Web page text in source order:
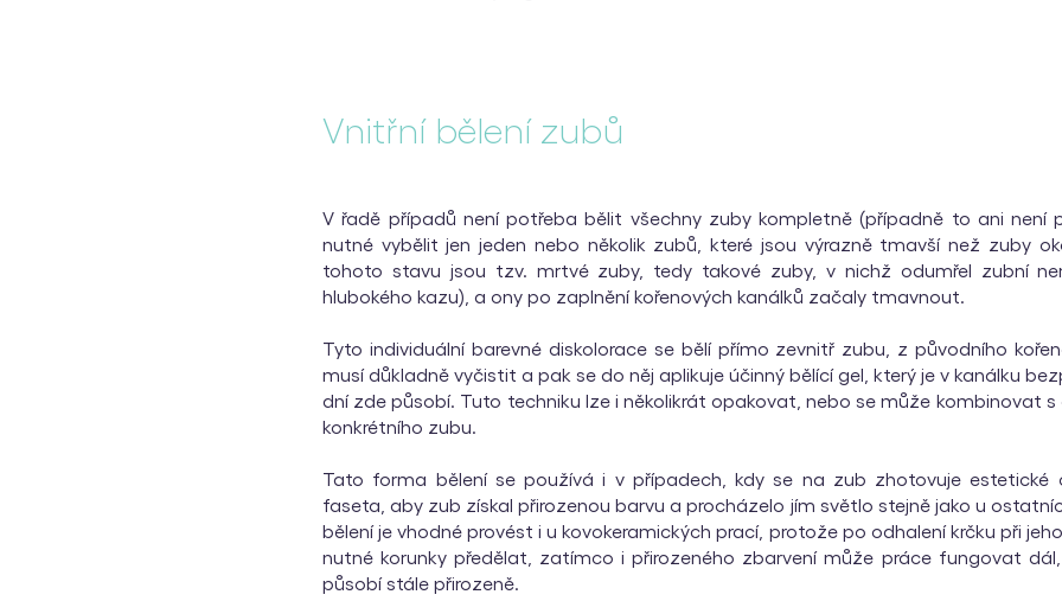
Vnitřní bělení zubů
V řadě případů není potřeba bělit všechny zuby kompletně (případně to ani není
nutné vybělit jen jeden nebo několik zubů, které jsou výrazně tmavší než zuby
tohoto stavu jsou tzv. mrtvé zuby, tedy takové zuby, v nichž odumřel zubní
hlubokého kazu), a ony po zaplnění kořenových kanálků začaly tmavnout.
Tyto individuální barevné diskolorace se bělí přímo zevnitř zubu, z původního
musí důkladně vyčistit a pak se do něj aplikuje účinný bělící gel, který je v kanálku
dní zde působí. Tuto techniku lze i několikrát opakovat, nebo se může kombinovat s
konkrétního zubu.
Tato forma bělení se používá i v případech, kdy se na zub zhotovuje estetické
faseta, aby zub získal přirozenou barvu a procházelo jím světlo stejně jako u
bělení je vhodné provést i u kovokeramických prací, protože po odhalení krčku při
nutné korunky předělat, zatímco i přirozeného zbarvení může práce fungovat
působí stále přirozeně.